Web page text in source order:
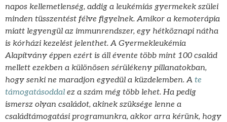
napos kellemetlenség, addig a leukémiás gyermekek szülei
minden tüsszentést félve figyelnek. Amikor a kemoterápia
miatt legyengül az immunrendszer, egy hétköznapi nátha
is kórházi kezelést jelenthet. A Gyermekleukémia
Alapítvány éppen ezért is áll évente több mint 100 család
mellett ezekben a különösen sérülékeny pillanatokban,
hogy senki ne maradjon egyedül a küzdelemben. A te
támogatásoddal ez a szám még több lehet. Ha pedig
ismersz olyan családot, akinek szüksége lenne a
családtámogatási programunkra, akkor arra kérünk, hogy